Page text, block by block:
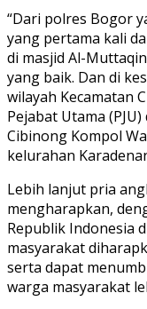
“Dari polres Bogor
yang pertama kali
di masjid Al-
yang baik. Dan di
wilayah Kecamatan
Pejabat Utama
Cibinong Kompol
kelurahan
Lebih lanjut pria
mengharapkan,
Republik Indonesia
masyarakat
serta dapat
warga masyarakat